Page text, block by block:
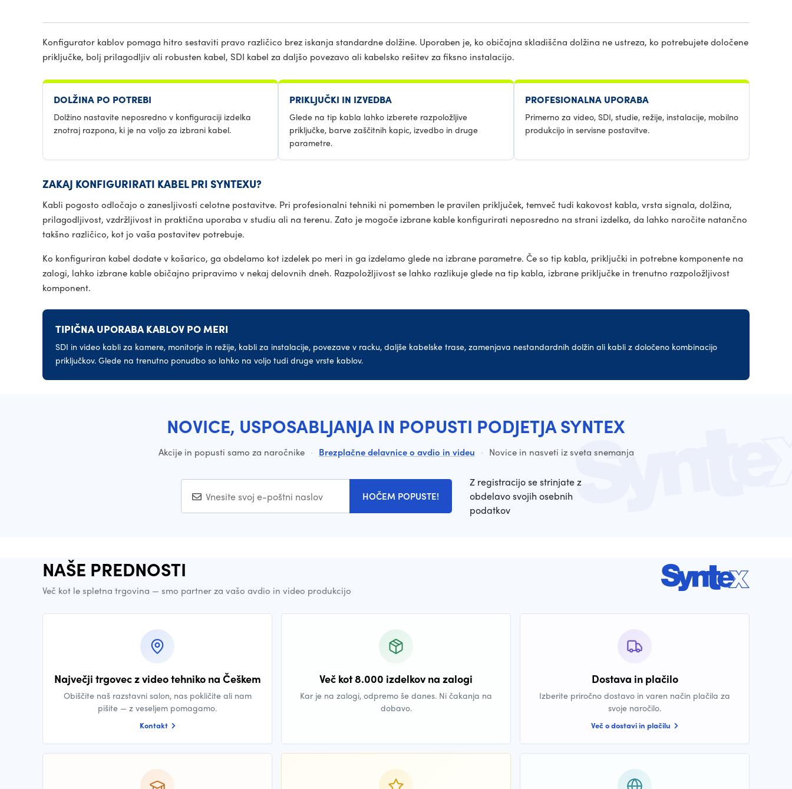
Konfigurator kablov pomaga hitro sestaviti pravo različico brez iskanja standardne dolžine. Uporaben je, ko običajna skladiščna dolžina ne ustreza, ko potrebujete določene
priključke, bolj prilagodljiv ali robusten kabel, SDI kabel za daljšo povezavo ali kabelsko rešitev za fiksno instalacijo.
DOLŽINA PO POTREBI
Dolžino nastavite neposredno v konfiguraciji izdelka
znotraj razpona, ki je na voljo za izbrani kabel.
PRIKLJUČKI IN IZVEDBA
Glede na tip kabla lahko izberete razpoložljive
priključke, barve zaščitnih kapic, izvedbo in druge
parametre.
PROFESIONALNA UPORABA
Primerno za video, SDI, studie, režije, instalacije, mobilno
produkcijo in servisne postavitve.
ZAKAJ KONFIGURIRATI KABEL PRI SYNTEXU?
Kabli pogosto odločajo o zanesljivosti celotne postavitve. Pri profesionalni tehniki ni pomemben le pravilen priključek, temveč tudi kakovost kabla, vrsta signala, dolžina,
prilagodljivost, vzdržljivost in praktična uporaba v studiu ali na terenu. Zato je mogoče izbrane kable konfigurirati neposredno na strani izdelka, da lahko naročite natančno
takšno različico, kot jo vaša postavitev potrebuje.
Ko konfiguriran kabel dodate v košarico, ga obdelamo kot izdelek po meri in ga izdelamo glede na izbrane parametre. Če so tip kabla, priključki in potrebne komponente na
zalogi, lahko izbrane kable običajno pripravimo v nekaj delovnih dneh. Razpoložljivost se lahko razlikuje glede na tip kabla, izbrane priključke in trenutno razpoložljivost
komponent.
TIPIČNA UPORABA KABLOV PO MERI
SDI in video kabli za kamere, monitorje in režije, kabli za instalacije, povezave v racku, daljše kabelske trase, zamenjava nestandardnih dolžin ali kabli z določeno kombinacijo
priključkov. Glede na trenutno ponudbo so lahko na voljo tudi druge vrste kablov.
NOVICE, USPOSABLJANJA IN POPUSTI PODJETJA SYNTEX
Akcije in popusti samo za naročnike · Brezplačne delavnice o avdio in videu · Novice in nasveti iz sveta snemanja
HOČEM POPUSTE!
Z registracijo se strinjate z
obdelavo svojih osebnih
podatkov
NAŠE PREDNOSTI
Več kot le spletna trgovina — smo partner za vašo avdio in video produkcijo
Največji trgovec z video tehniko na Češkem
Obiščite naš razstavni salon, nas pokličite ali nam
pišite — z veseljem pomagamo.
Kontakt
Več kot 8.000 izdelkov na zalogi
Kar je na zalogi, odpremo še danes. Ni čakanja na
dobavo.
Dostava in plačilo
Izberite priročno dostavo in varen način plačila za
svoje naročilo.
Več o dostavi in plačilu